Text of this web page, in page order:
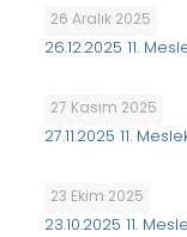
26 Aralık 2025
26.12.2025 11.
27 Kasım 2025
27.11.2025 11.
23 Ekim 2025
23.10.2025 11.